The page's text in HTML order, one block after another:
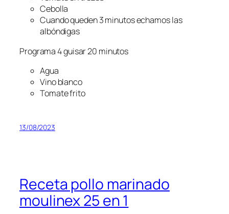
Cebolla
Cuando queden 3 minutos echamos las
albóndigas
Programa 4 guisar 20 minutos
Agua
Vino blanco
Tomate frito
13/08/2023
Receta pollo marinado
moulinex 25 en 1